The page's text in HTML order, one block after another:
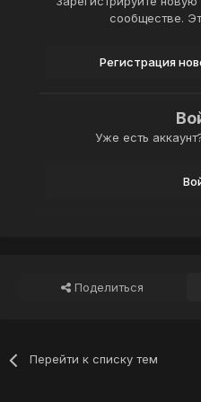
сообществе.
Регистрация
Уже есть
Поделиться
Перейти к списку тем